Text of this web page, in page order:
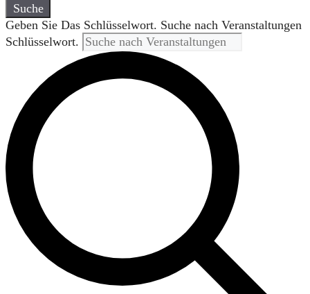
Suche
Geben Sie Das Schlüsselwort. Suche nach Veranstaltungen
Schlüsselwort.